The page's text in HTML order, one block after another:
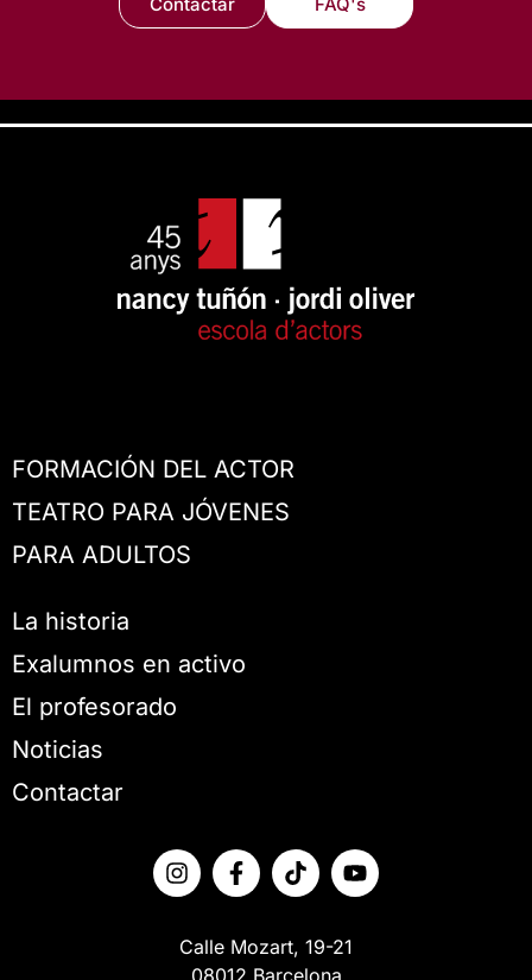
Contactar FAQ's
FORMACIÓN DEL ACTOR
TEATRO PARA JÓVENES
PARA ADULTOS
La historia
Exalumnos en activo
El profesorado
Noticias
Contactar
Calle Mozart, 19-21